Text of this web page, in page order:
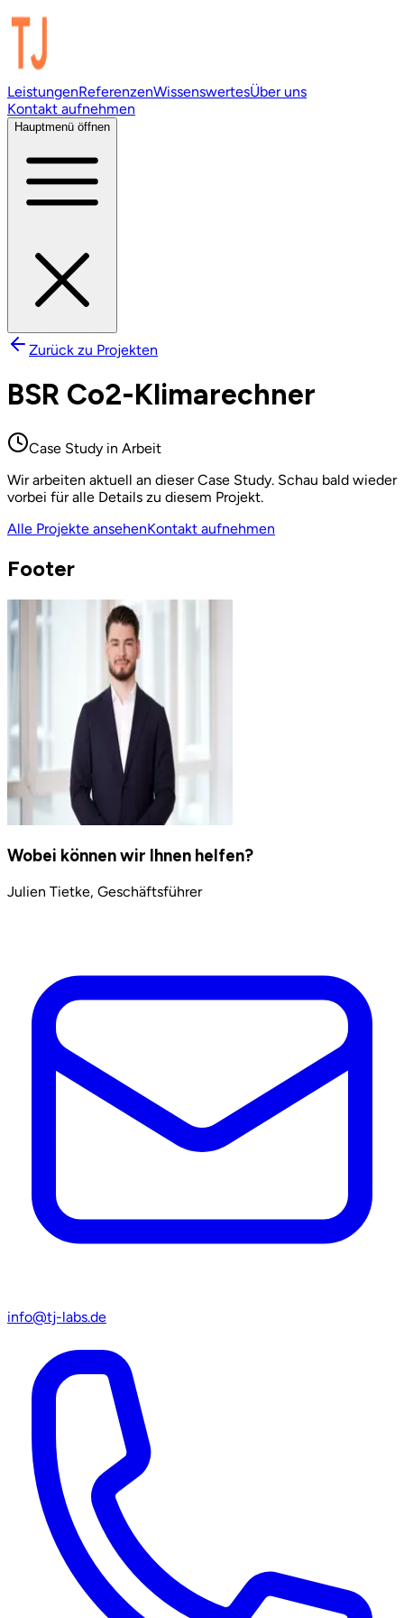
LeistungenReferenzenWissenswertesÜber uns
Kontakt aufnehmen
Hauptmenü öffnen
Zurück zu Projekten
BSR Co2-Klimarechner
Case Study in Arbeit
Wir arbeiten aktuell an dieser Case Study. Schau bald wieder
vorbei für alle Details zu diesem Projekt.
Alle Projekte ansehenKontakt aufnehmen
Footer
Wobei können wir Ihnen helfen?
Julien Tietke, Geschäftsführer
info@tj-labs.de